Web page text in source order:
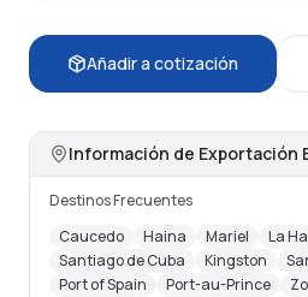
Añadir a cotización
Información de Exportación
Destinos Frecuentes
Caucedo
Haina Mariel
La
Santiago de Cuba
Kingston
Port of Spain
Port-au-Prince